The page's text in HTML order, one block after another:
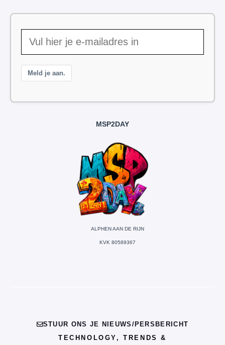
Meld je aan.
MSP2DAY
ALPHEN AAN DE RIJN
KVK 80589367
STUUR ONS JE NIEUWS/PERSBERICHT
TECHNOLOGY, TRENDS &